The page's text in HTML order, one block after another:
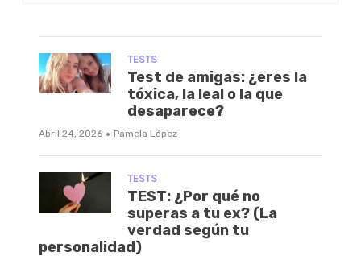
TESTS
Test de amigas: ¿eres la
tóxica, la leal o la que
desaparece?
Abril 24, 2026 · Pamela López
TESTS
TEST: ¿Por qué no
superas a tu ex? (La
verdad según tu
personalidad)